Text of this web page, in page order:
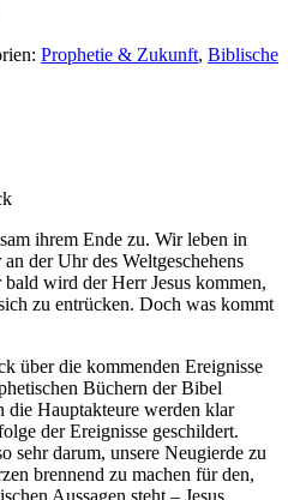
Prophetie & Zukunft, Biblische
ihrem Ende zu. Wir leben in
der Uhr des Weltgeschehens
wird der Herr Jesus kommen,
zu entrücken. Doch was kommt
über die kommenden Ereignisse
Büchern der Bibel
die Hauptakteure werden klar
der Ereignisse geschildert.
sehr darum, unsere Neugierde zu
brennend zu machen für den,